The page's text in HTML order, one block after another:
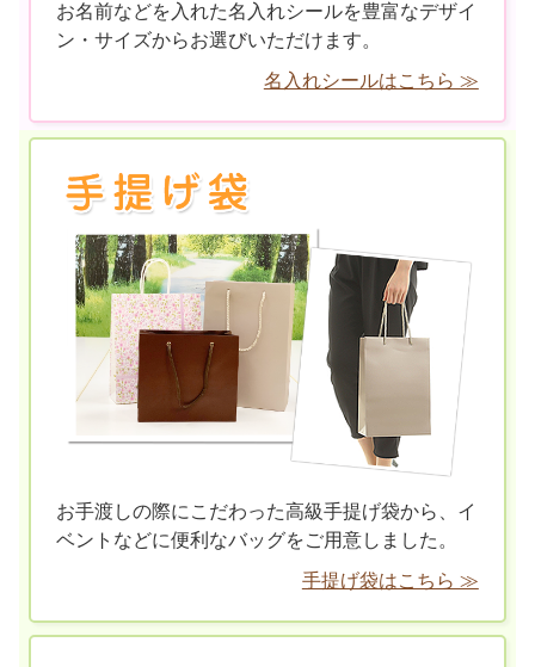
お名前などを入れた名入れシールを豊富なデザイ
ン・サイズからお選びいただけます。
名入れシールはこちら ≫
お手渡しの際にこだわった高級手提げ袋から、イ
ベントなどに便利なバッグをご用意しました。
手提げ袋はこちら ≫